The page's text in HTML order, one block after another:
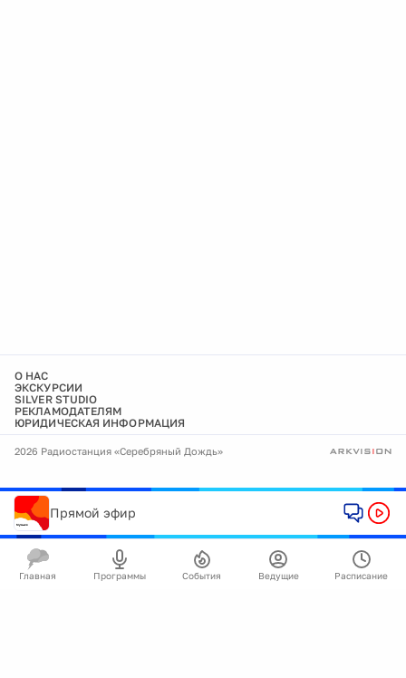
О НАС
ЭКСКУРСИИ
SILVER STUDIO
РЕКЛАМОДАТЕЛЯМ
ЮРИДИЧЕСКАЯ ИНФОРМАЦИЯ
2026 Радиостанция «Серебряный Дождь»
Прямой эфир
Главная Программы События Ведущие Расписание